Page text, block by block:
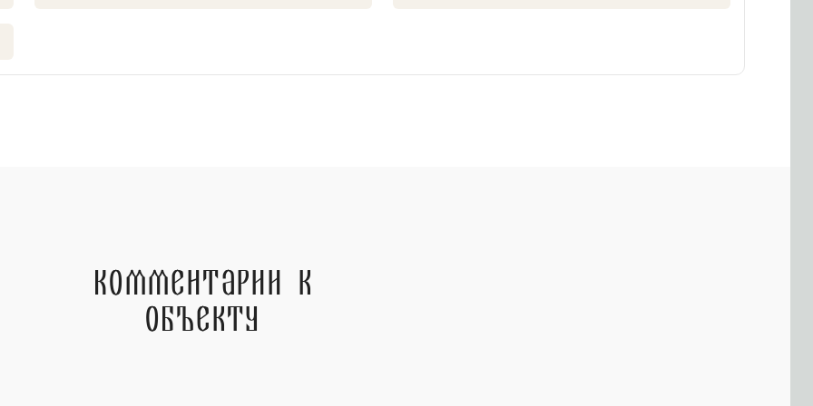
Комментарии к
объекту